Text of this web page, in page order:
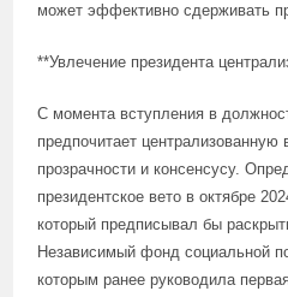
может эффективно сдерживать
**Увлечение президента
С момента вступления в
предпочитает централизованную
прозрачности и консенсусу.
президентское вето в октябре
который предписывал бы
Независимый фонд социальной
которым ранее руководила